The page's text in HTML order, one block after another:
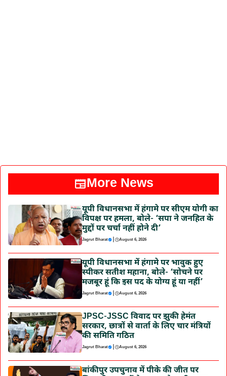
More News
यूपी विधानसभा में हंगामे पर सीएम योगी का
विपक्ष पर हमला, बोले- ‘सपा ने जनहित के
मुद्दों पर चर्चा नहीं होने दी’
Jagrut Bharat | August 6, 2026
यूपी विधानसभा में हंगामे पर भावुक हुए
स्पीकर सतीश महाना, बोले- ‘सोचने पर
मजबूर हूं कि इस पद के योग्य हूं या नहीं’
Jagrut Bharat | August 6, 2026
JPSC-JSSC विवाद पर झुकी हेमंत
सरकार, छात्रों से वार्ता के लिए चार मंत्रियों
की समिति गठित
Jagrut Bharat | August 6, 2026
बांकीपुर उपचुनाव में पीके की जीत पर